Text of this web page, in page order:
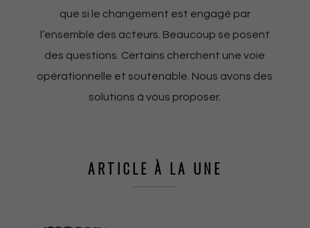
que si le changement est engagé par
l’ensemble des acteurs. Beaucoup se posent
des questions. Certains cherchent une voie
opérationnelle et soutenable. Nous avons des
solutions à vous proposer.
ARTICLE À LA UNE